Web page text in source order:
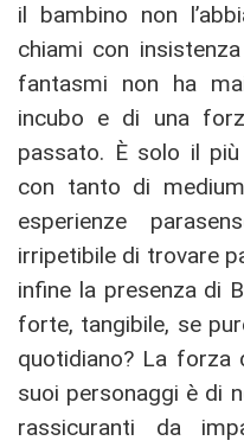
il bambino non
chiami con
fantasmi non ha
incubo e di una
passato. È solo il
con tanto di
esperienze
irripetibile di trovare
infine la presenza di
forte, tangibile, se
quotidiano? La forza
suoi personaggi è di
rassicuranti da